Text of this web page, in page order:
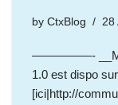
by CtxBlog 28
—————-
1.0 est dispo
[ici|http://